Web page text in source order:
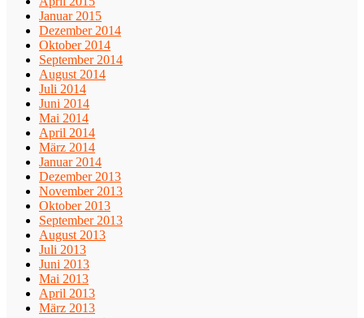
Januar 2015
Dezember 2014
Oktober 2014
September 2014
August 2014
Juli 2014
Juni 2014
Mai 2014
April 2014
März 2014
Januar 2014
Dezember 2013
November 2013
Oktober 2013
September 2013
August 2013
Juli 2013
Juni 2013
Mai 2013
April 2013
März 2013